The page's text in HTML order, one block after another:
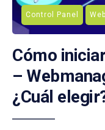
Control Panel
Cómo
–
¿Cuál